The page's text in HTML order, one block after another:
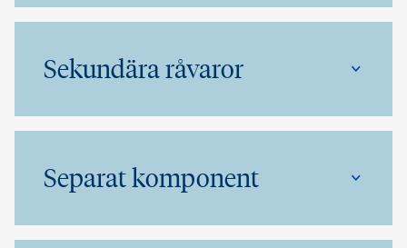
Sekundära råvaror
Separat komponent